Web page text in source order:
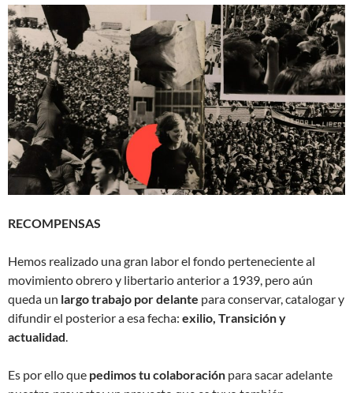
RECOMPENSAS
Hemos realizado una gran labor el fondo perteneciente al
movimiento obrero y libertario anterior a 1939, pero aún
queda un largo trabajo por delante para conservar, catalogar y
difundir el posterior a esa fecha: exilio, Transición y
actualidad.
Es por ello que pedimos tu colaboración para sacar adelante